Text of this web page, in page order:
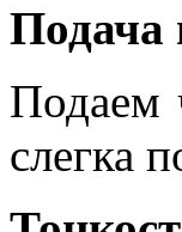
Подача
Подаем
слегка